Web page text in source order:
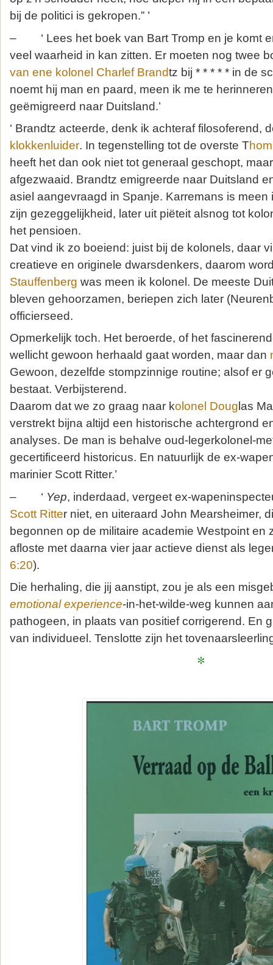
bij de politici is gekropen.” ’
– ‘ Lees het boek van Bart Tromp en je komt
veel waarheid in kan zitten. Er moeten nog twee
van ene kolonel Charlef Brandtz bij * * * * * in de
noemt hij man en paard, meen ik me te
geëmigreerd naar Duitsland.’
‘ Brandtz acteerde, denk ik achteraf filosoferend,
klokkenluider. In tegenstelling tot de overste T
heeft het dan ook niet tot generaal geschopt,
afgezwaaid. Brandtz emigreerde naar Duitsland
asiel aangevraagd in Spanje. Karremans is meen
zijn gezeggelijkheid, later uit piëteit alsnog tot
het pensioen.
Dat vind ik zo boeiend: juist bij de kolonels, daar
creatieve en originele dwarsdenkers, daarom
Stauffenberg was meen ik kolonel. De meeste
bleven gehoorzamen, beriepen zich later
officierseed.
Opmerkelijk toch. Het beroerde, of het
wellicht gewoon herhaald gaat worden, maar dan
Gewoon, dezelfde stompzinnige routine; alsof er
bestaat. Verbijsterend.
Daarom dat we zo graag naar kolonel Doug las
verstrekt bijna altijd een historische achtergrond
analyses. De man is behalve oud-legerkolonel-
gecertificeerd historicus. En natuurlijk de ex-
marinier Scott Ritter.’
– ‘ Yep, inderdaad, vergeet ex-
Scott Ritter niet, en uiteraard John Mearsheimer,
begonnen op de militaire academie Westpoint en
afloste met daarna vier jaar actieve dienst als
6:20).
Die herhaling, die jij aanstipt, zou je als een
emotional experience-in-het-wilde-weg kunnen
pathogeen, in plaats van positief corrigerend. En
van individueel. Tenslotte zijn het
*